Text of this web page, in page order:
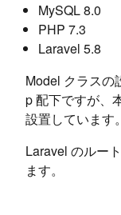
MySQL 8.0
PHP 7.3
Laravel 5.8
Model クラスの
p 配下ですが、
設置しています。
Laravel のルー
ます。